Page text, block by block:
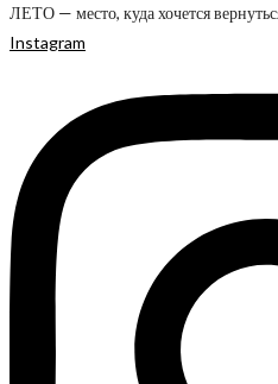
ЛЕТО — место, куда хочется
Instagram